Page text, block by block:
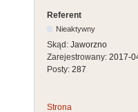
Referent
Nieaktywny
Skąd: Jaworzno
Zarejestrowany: 2017-
Posty: 287
Strona